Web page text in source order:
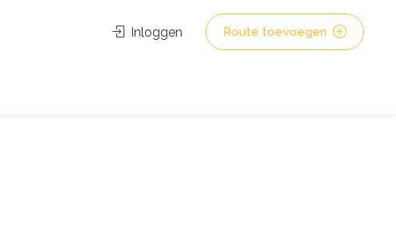
Inloggen Route toevoegen